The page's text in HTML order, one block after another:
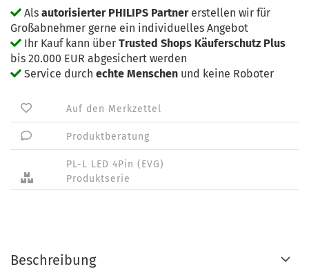
Als autorisierter PHILIPS Partnererstellen wir für
Großabnehmer gerne ein individuelles Angebot
Ihr Kauf kann über Trusted Shops Käuferschutz Plus
bis 20.000 EUR abgesichert werden
Service durch echte Menschen und keine Roboter
Auf den Merkzettel
Produktberatung
PL-L LED 4Pin (EVG)
Produktserie
Beschreibung